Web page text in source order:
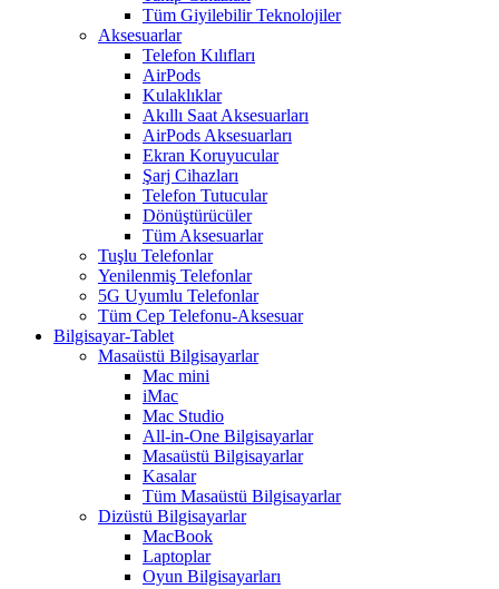
Tüm Giyilebilir Teknolojiler
Aksesuarlar
Telefon Kılıfları
AirPods
Kulaklıklar
Akıllı Saat Aksesuarları
AirPods Aksesuarları
Ekran Koruyucular
Şarj Cihazları
Telefon Tutucular
Dönüştürücüler
Tüm Aksesuarlar
Tuşlu Telefonlar
Yenilenmiş Telefonlar
5G Uyumlu Telefonlar
Tüm Cep Telefonu-Aksesuar
Bilgisayar-Tablet
Masaüstü Bilgisayarlar
Mac mini
iMac
Mac Studio
All-in-One Bilgisayarlar
Masaüstü Bilgisayarlar
Kasalar
Tüm Masaüstü Bilgisayarlar
Dizüstü Bilgisayarlar
MacBook
Laptoplar
Oyun Bilgisayarları